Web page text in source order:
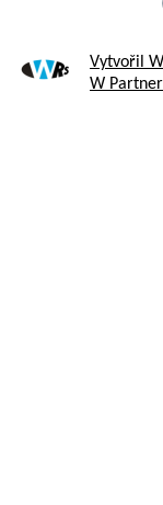
Vytvořil
W